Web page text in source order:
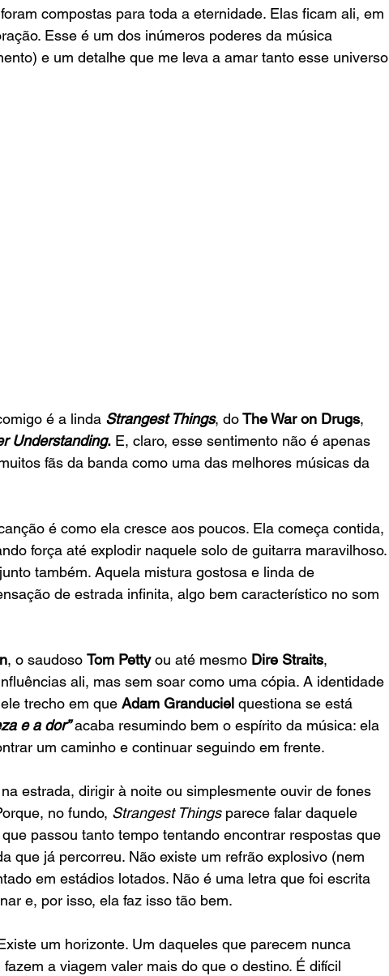
compostas para toda a eternidade. Elas ficam ali, em
Esse é um dos inúmeros poderes da música
e um detalhe que me leva a amar tanto esse universo
é a linda Strangest Things, do The War on Drugs,
Understanding. E, claro, esse sentimento não é apenas
fãs da banda como uma das melhores músicas da
é como ela cresce aos poucos. Ela começa contida,
força até explodir naquele solo de guitarra maravilhoso.
também. Aquela mistura gostosa e linda de
de estrada infinita, algo bem característico no som
, o saudoso Tom Petty ou até mesmo Dire Straits,
ali, mas sem soar como uma cópia. A identidade
trecho em que Adam Granduciel questiona se está
e a dor” acaba resumindo bem o espírito da música: ela
um caminho e continuar seguindo em frente.
estrada, dirigir à noite ou simplesmente ouvir de fones
no fundo, Strangest Things parece falar daquele
passou tanto tempo tentando encontrar respostas que
que já percorreu. Não existe um refrão explosivo (nem
em estádios lotados. Não é uma letra que foi escrita
e, por isso, ela faz isso tão bem.
um horizonte. Um daqueles que parecem nunca
a viagem valer mais do que o destino. É difícil